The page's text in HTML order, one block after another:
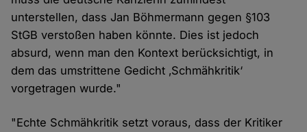
unterstellen, dass Jan Böhmermann gegen §103
StGB verstoßen haben könnte. Dies ist jedoch
absurd, wenn man den Kontext berücksichtigt, in
dem das umstrittene Gedicht ‚Schmähkritik‘
vorgetragen wurde."
"Echte Schmähkritik setzt voraus, dass der Kritiker